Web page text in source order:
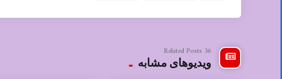
36 Related Posts
ویدیوهای مشابه